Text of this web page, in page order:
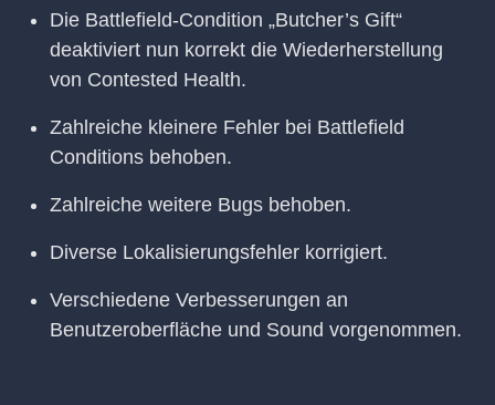
Die Battlefield-Condition „Butcher’s Gift“
deaktiviert nun korrekt die Wiederherstellung
von Contested Health.
Zahlreiche kleinere Fehler bei Battlefield
Conditions behoben.
Zahlreiche weitere Bugs behoben.
Diverse Lokalisierungsfehler korrigiert.
Verschiedene Verbesserungen an
Benutzeroberfläche und Sound vorgenommen.